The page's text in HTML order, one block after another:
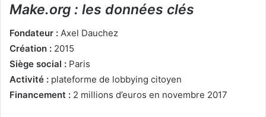
Make.org : les données clés
Fondateur : Axel Dauchez
Création : 2015
Siège social : Paris
Activité : plateforme de lobbying citoyen
Financement : 2 millions d’euros en novembre 2017